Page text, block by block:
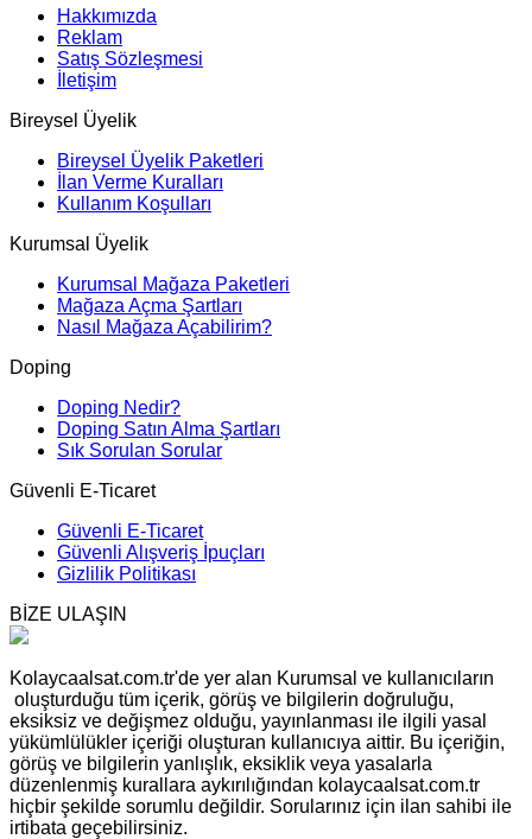
Hakkımızda
Reklam
Satış Sözleşmesi
İletişim
Bireysel Üyelik
Bireysel Üyelik Paketleri
İlan Verme Kuralları
Kullanım Koşulları
Kurumsal Üyelik
Kurumsal Mağaza Paketleri
Mağaza Açma Şartları
Nasıl Mağaza Açabilirim?
Doping
Doping Nedir?
Doping Satın Alma Şartları
Sık Sorulan Sorular
Güvenli E-Ticaret
Güvenli E-Ticaret
Güvenli Alışveriş İpuçları
Gizlilik Politikası
BİZE ULAŞIN
Kolaycaalsat.com.tr'de yer alan Kurumsal ve kullanıcıların
oluşturduğu tüm içerik, görüş ve bilgilerin doğruluğu,
eksiksiz ve değişmez olduğu, yayınlanması ile ilgili yasal
yükümlülükler içeriği oluşturan kullanıcıya aittir. Bu içeriğin,
görüş ve bilgilerin yanlışlık, eksiklik veya yasalarla
düzenlenmiş kurallara aykırılığından kolaycaalsat.com.tr
hiçbir şekilde sorumlu değildir. Sorularınız için ilan sahibi ile
irtibata geçebilirsiniz.